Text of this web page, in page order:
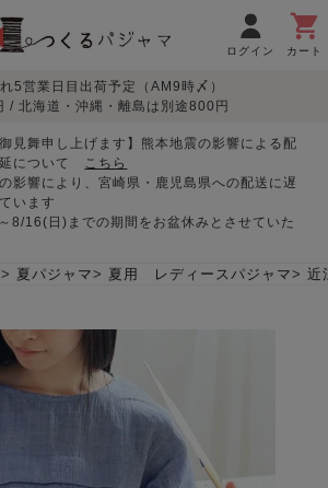
ログイン カート
ディースパジャマ
秋
目的別で
さがす
入院・介護
胸が目立たない
ペアで
そろえたい
デザインで
さがす
かぶり
つくるパジャマとは
返品・交換について
5営業日目出荷予定（AM9時〆）
/ 北海道・沖縄・離島は別途800円
見舞申し上げます】熊本地震の影響による配
について こちら
影響により、宮崎県・鹿児島県への配送に遅
います
8/16(日)までの期間をお盆休みとさせていた
夏パジャマ 夏用 レディースパジャマ 近